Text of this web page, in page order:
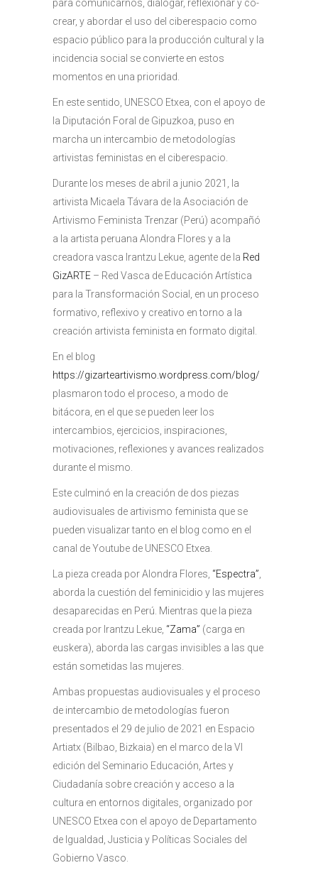
para comunicarnos, dialogar, reflexionar y co-
crear, y abordar el uso del ciberespacio como
espacio público para la producción cultural y la
incidencia social se convierte en estos
momentos en una prioridad.
En este sentido, UNESCO Etxea, con el apoyo de
la Diputación Foral de Gipuzkoa, puso en
marcha un intercambio de metodologías
artivistas feministas en el ciberespacio.
Durante los meses de abril a junio 2021, la
artivista Micaela Távara de la Asociación de
Artivismo Feminista Trenzar (Perú) acompañó
a la artista peruana Alondra Flores y a la
creadora vasca Irantzu Lekue, agente de la Red
GizARTE – Red Vasca de Educación Artística
para la Transformación Social, en un proceso
formativo, reflexivo y creativo en torno a la
creación artivista feminista en formato digital.
En el blog
https://gizarteartivismo.wordpress.com/blog/
plasmaron todo el proceso, a modo de
bitácora, en el que se pueden leer los
intercambios, ejercicios, inspiraciones,
motivaciones, reflexiones y avances realizados
durante el mismo.
Este culminó en la creación de dos piezas
audiovisuales de artivismo feminista que se
pueden visualizar tanto en el blog como en el
canal de Youtube de UNESCO Etxea.
La pieza creada por Alondra Flores, “Espectra”
aborda la cuestión del feminicidio y las mujeres
desaparecidas en Perú. Mientras que la pieza
creada por Irantzu Lekue, “Zama” (carga en
euskera), aborda las cargas invisibles a las que
están sometidas las mujeres.
Ambas propuestas audiovisuales y el proceso
de intercambio de metodologías fueron
presentados el 29 de julio de 2021 en Espacio
Artiatx (Bilbao, Bizkaia) en el marco de la VI
edición del Seminario Educación, Artes y
Ciudadanía sobre creación y acceso a la
cultura en entornos digitales, organizado por
UNESCO Etxea con el apoyo de Departamento
de Igualdad, Justicia y Políticas Sociales del
Gobierno Vasco.